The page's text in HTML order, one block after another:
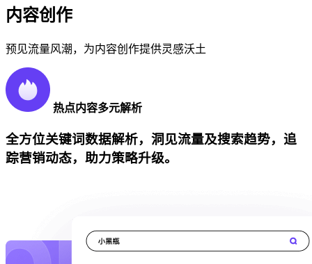
内容创作
预见流量风潮，为内容创作提供灵感沃土
热点内容多元解析
全方位关键词数据解析，洞见流量及搜索趋势，追
踪营销动态，助力策略升级。